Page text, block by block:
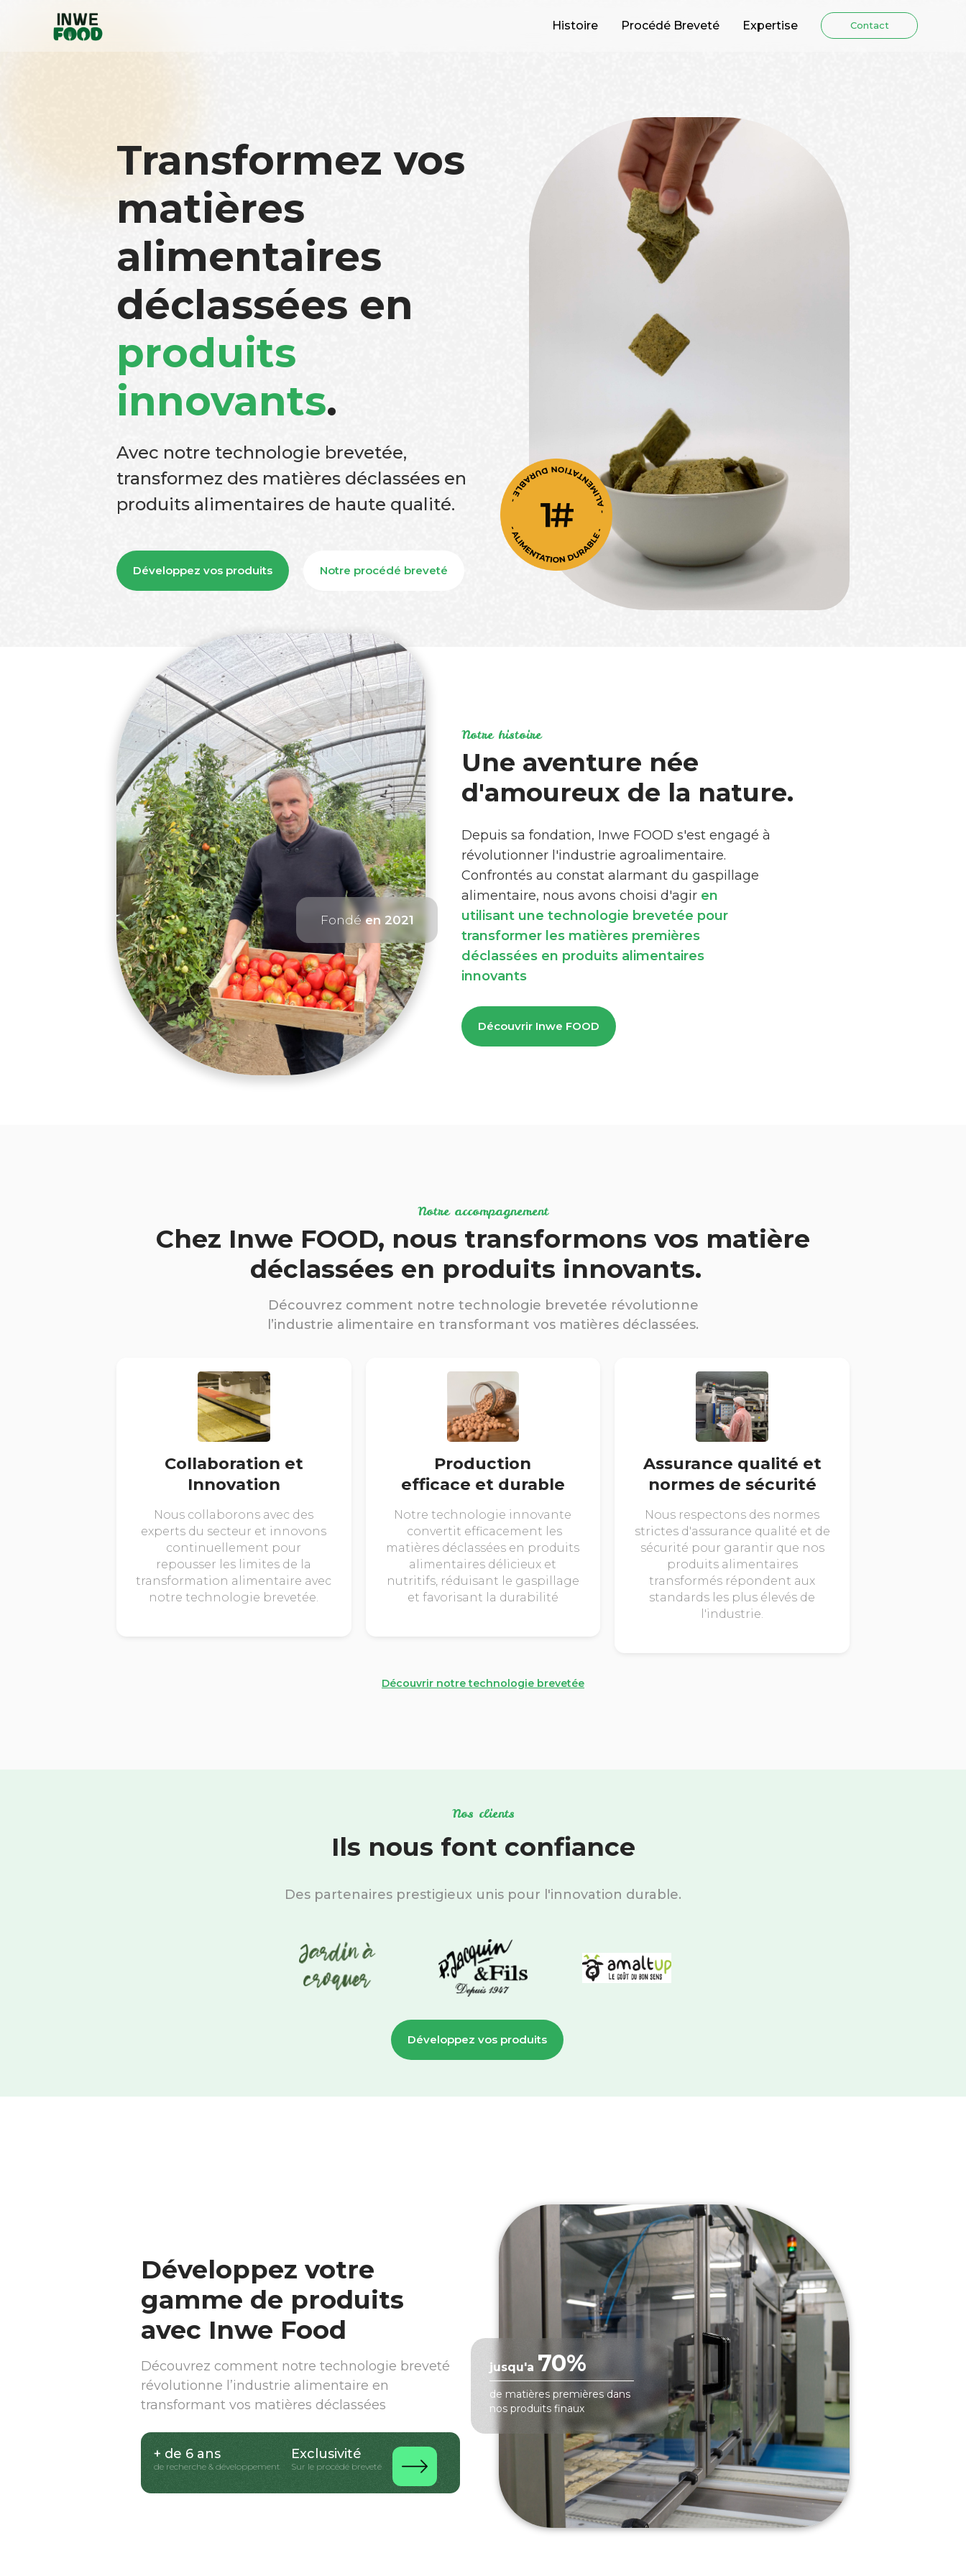
Histoire Procédé Breveté Expertise Contact
Transformez vos
matières
alimentaires
déclassées en
produits
innovants.
Avec notre technologie brevetée,
transformez des matières déclassées en
produits alimentaires de haute qualité.
Développez vos produits Notre procédé breveté
Fondéen 2021
Notre histoire
Une aventure née
d'amoureux de la nature.
Depuis sa fondation, Inwe FOOD s'est engagé à
révolutionner l'industrie agroalimentaire.
Confrontés au constat alarmant du gaspillage
alimentaire, nous avons choisi d'agir en
utilisant une technologie brevetée pour
transformer les matières premières
déclassées en produits alimentaires
innovants
Découvrir Inwe FOOD
Notre accompagnement
Chez Inwe FOOD, nous transformons vos matière
déclassées en produits innovants.
Découvrez comment notre technologie brevetée révolutionne
l’industrie alimentaire en transformant vos matières déclassées.
Collaboration et
Innovation
Nous collaborons avec des
experts du secteur et innovons
continuellement pour
repousser les limites de la
transformation alimentaire avec
notre technologie brevetée.
Production
efficace et durable
Notre technologie innovante
convertit efficacement les
matières déclassées en produits
alimentaires délicieux et
nutritifs, réduisant le gaspillage
et favorisant la durabilité
Assurance qualité et
normes de sécurité
Nous respectons des normes
strictes d'assurance qualité et de
sécurité pour garantir que nos
produits alimentaires
transformés répondent aux
standards les plus élevés de
l'industrie.
Découvrir notre technologie brevetée
Nos clients
Ils nous font confiance
Des partenaires prestigieux unis pour l'innovation durable.
Développez vos produits
Développez votre
gamme de produits
avec Inwe Food
Découvrez comment notre technologie breveté
révolutionne l’industrie alimentaire en
transformant vos matières déclassées
+ de 6 ans
de recherche & développement
Exclusivité
Sur le procédé breveté
jusqu'a 70%
de matières premières dans
nos produits finaux